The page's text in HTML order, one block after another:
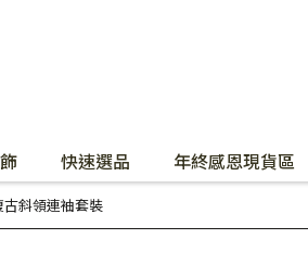
快速選品 年終感恩現貨區
古斜領連袖套裝